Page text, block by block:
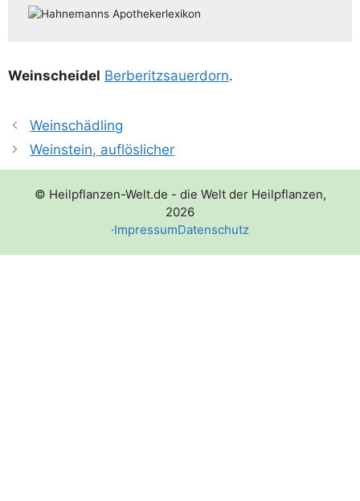
Wein­schei­del Ber­be­ritz­sauer­dorn.
Weinschädling
Weinstein, auflöslicher
© Heilpflanzen-Welt.de - die Welt der Heilpflanzen,
2026
·ImpressumDatenschutz